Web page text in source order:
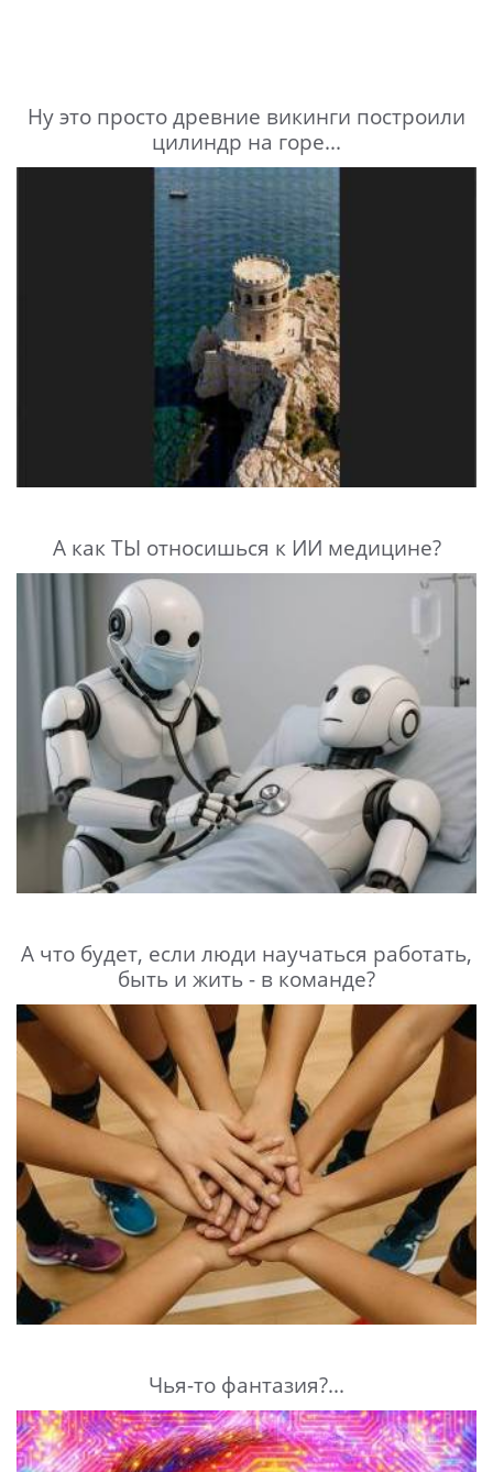
Ну это просто древние викинги построили
цилиндр на горе...
А как ТЫ относишься к ИИ медицине?
А что будет, если люди научаться работать,
быть и жить - в команде?
Чья-то фантазия?...